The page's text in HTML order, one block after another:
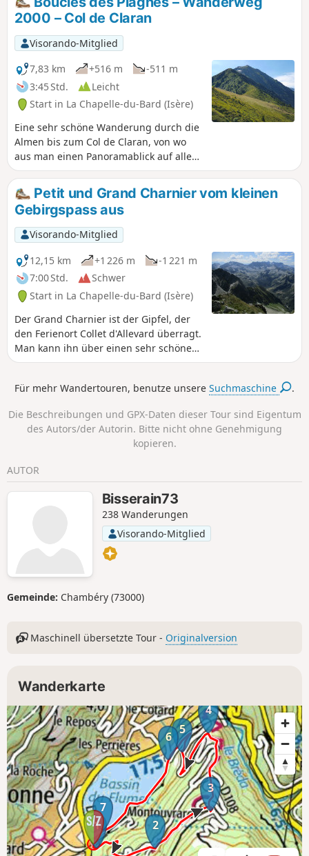
Laux auf der anderen Seite.
2000 – Col de Claran
Visorando-Mitglied
7,83 km
+516 m
-511 m
3:45 Std.
Leicht
Start in La Chapelle-du-Bard (Isère)
Eine sehr schöne Wanderung durch die
Almen bis zum Col de Claran, von wo
aus man einen Panoramablick auf alle
Gebirgsmassive der Region Bauges und
Chartreuse, aber auch weit darüber
hinaus bis zum Mont Blanc und zum
Mont Aiguille hat. Die Route ist sehr gut
mit den traditionellen gelben Schildern
und Markierungen auf den Felsen
gekennzeichnet.
Petit und Grand Charnier vom kleinen
Gebirgspass aus
Visorando-Mitglied
12,15 km
+1 226 m
-1 221 m
7:00 Std.
Schwer
Start in La Chapelle-du-Bard (Isère)
Der Grand Charnier ist der Gipfel, der
den Ferienort Collet d'Allevard überragt.
Man kann ihn über einen sehr schönen
Wanderweg erklimmen, der fast auf der
vom Gipfel aus hat man einen
Gebirgsmassive. Für Personen mit
Höhenangst siehe Abschnitt „Praktische
Informationen“ Anmerkung des
Moderators : Einige Abschnitte gelten
als sehr schwierig, siehe Bewertungen
Für mehr Wandertouren, benutze unsereSuchmaschine .
Die Beschreibungen und GPX-Daten dieser Tour sind Eigentum
des Autors/der Autorin. Bitte nicht ohne Genehmigung
kopieren.
AUTOR
Bisserain73
238 Wanderungen
Visorando-Mitglied
Gemeinde: Chambéry (73000)
Maschinell übersetzte Tour - Originalversion
Wanderkarte
1 2
3
4
5
6
7